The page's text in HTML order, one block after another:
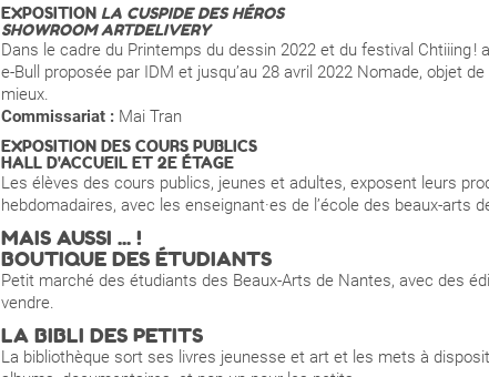
EXPOSITION LA CUSPIDE DES HÉROS
SHOWROOM ARTDELIVERY
Dans le cadre du Printemps du dessin 2022 et du festival Chtiiing
e-Bull proposée par IDM et jusqu’au 28 avril 2022 Nomade, objet
mieux.
Commissariat : Mai Tran
EXPOSITION DES COURS PUBLICS
HALL D'ACCUEIL ET 2E ÉTAGE
Les élèves des cours publics, jeunes et adultes, exposent leurs
hebdomadaires, avec les enseignant·es de l’école des beaux-arts
MAIS AUSSI ... !
BOUTIQUE DES ÉTUDIANTS
Petit marché des étudiants des Beaux-Arts de Nantes, avec des
vendre.
LA BIBLI DES PETITS
La bibliothèque sort ses livres jeunesse et art et les mets à